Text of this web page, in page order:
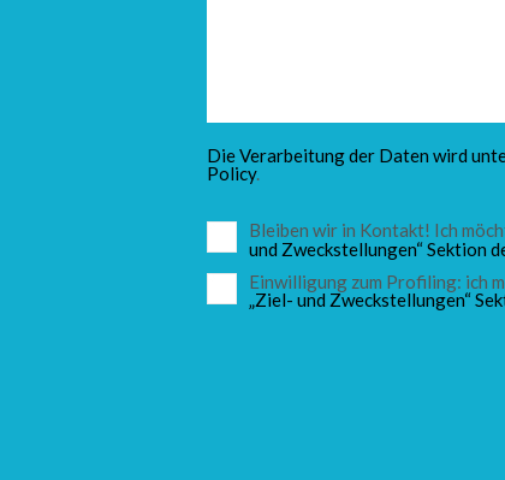
Die Verarbeitung der Daten wird
Policy.
Bleiben wir in Kontakt! Ich
und Zweckstellungen“ Sektion
Einwilligung zum Profiling: ich
„Ziel- und Zweckstellungen“